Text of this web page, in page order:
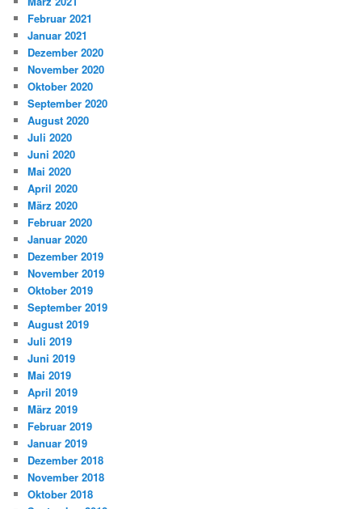
Februar 2021
Januar 2021
Dezember 2020
November 2020
Oktober 2020
September 2020
August 2020
Juli 2020
Juni 2020
Mai 2020
April 2020
März 2020
Februar 2020
Januar 2020
Dezember 2019
November 2019
Oktober 2019
September 2019
August 2019
Juli 2019
Juni 2019
Mai 2019
April 2019
März 2019
Februar 2019
Januar 2019
Dezember 2018
November 2018
Oktober 2018